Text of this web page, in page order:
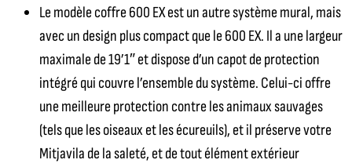
Le modèle coffre 600 EX est un autre système mural, mais
avec un design plus compact que le 600 EX. Il a une largeur
maximale de 19’1″ et dispose d’un capot de protection
intégré qui couvre l’ensemble du système. Celui-ci offre
une meilleure protection contre les animaux sauvages
(tels que les oiseaux et les écureuils), et il préserve votre
Mitjavila de la saleté, et de tout élément extérieur